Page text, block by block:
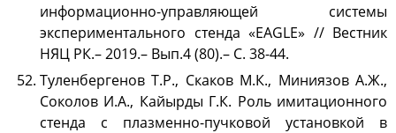
информационно-управляющей системы
экспериментального стенда «EAGLE» // Вестник
НЯЦ РК.– 2019.– Вып.4 (80).– С. 38-44.
Туленбергенов Т.Р., Скаков М.К., Миниязов А.Ж.,
Соколов И.А., Кайырды Г.К. Роль имитационного
стенда с плазменно-пучковой установкой в